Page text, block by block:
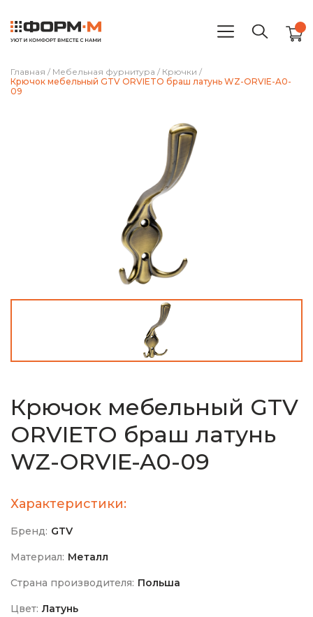
Главная / Мебельная фурнитура / Крючки /
Крючок мебельный GTV ORVIETO браш латунь WZ-ORVIE-A0-
09
Крючок мебельный GTV
ORVIETO браш латунь
WZ-ORVIE-A0-09
Характеристики:
Бренд: GTV
Материал: Металл
Страна производителя: Польша
Цвет: Латунь